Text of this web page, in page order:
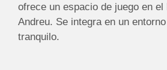
ofrece un espacio de juego en el
Andreu. Se integra en un
tranquilo.